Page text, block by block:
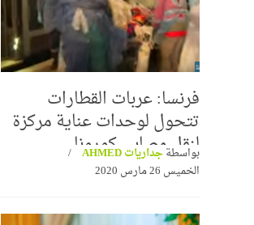
فرنسا: عربات القطارات
تتحول لوحدات عناية مركزة
لنقل مصابي كورونا
بواسطةجداريات AHMED
الخميس 26 مارس 2020